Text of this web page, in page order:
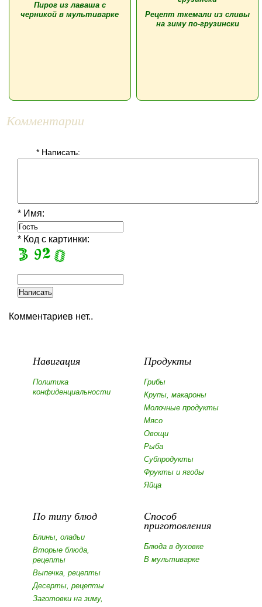
Пирог из лаваша с
черникой в мультиварке
Рецепт ткемали из сливы
на зиму по-грузински
Комментарии
* Написать:
* Имя:
* Код с картинки:
Комментариев нет..
Навигация
Политика
конфиденциальности
Продукты
Грибы
Крупы, макароны
Молочные продукты
Мясо
Овощи
Рыба
Субпродукты
Фрукты и ягоды
Яйца
По типу блюд
Блины, оладьи
Вторые блюда,
рецепты
Выпечка, рецепты
Десерты, рецепты
Заготовки на зиму,
Способ
приготовления
Блюда в духовке
В мультиварке